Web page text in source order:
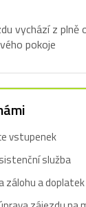
vychází z plně
pokoje
vstupenek
služba
zálohu a doplatek